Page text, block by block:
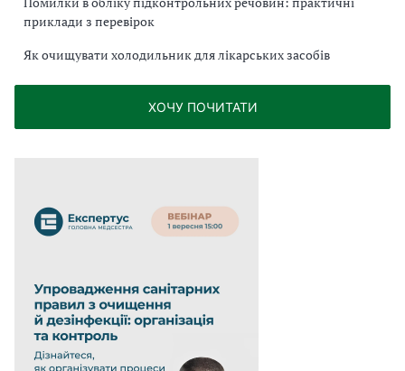
приклади з перевірок
Як очищувати холодильник для лікарських засобів
ХОЧУ ПОЧИТАТИ